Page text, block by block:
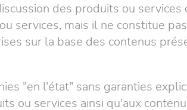
des produits ou services
services, mais il ne constitue
sur la base des contenus
"en l'état" sans garanties
ou services ainsi qu'aux